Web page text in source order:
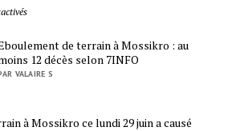
de terrain à Mossikro : au
12 décès selon 7INFO
VALAIRE S
à Mossikro ce lundi 29 juin a causé